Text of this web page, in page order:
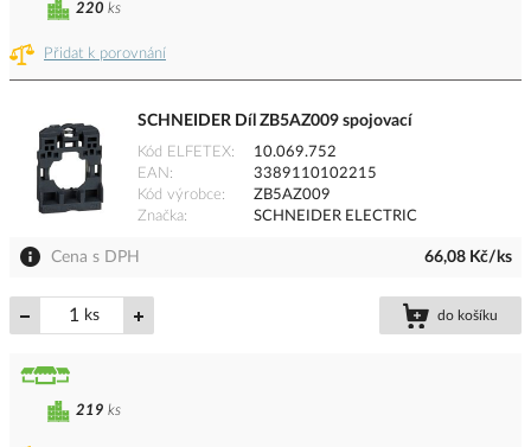
Přidat k porovnání
220 ks
SCHNEIDER Díl ZB5AZ009 spojovací
Kód ELFETEX
10.069.752
EAN
3389110102215
Kód výrobce
ZB5AZ009
Značka
SCHNEIDER ELECTRIC
Cena s DPH 66,08 Kč/ks
ks do košíku
219 ks